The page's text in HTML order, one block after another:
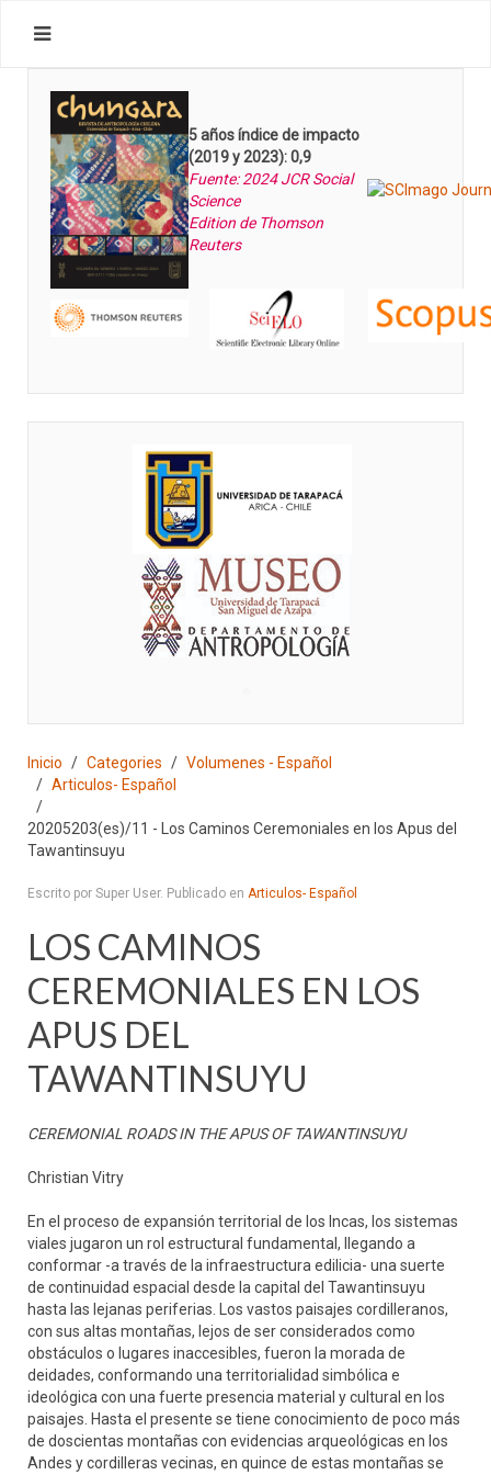
5 años índice de impacto
(2019 y 2023): 0,9
Fuente: 2024 JCR Social
Science
Edition de Thomson
Reuters
Inicio Categories
Volumenes - Español
Articulos- Español
20205203(es)/11 - Los Caminos Ceremoniales en los Apus del
Tawantinsuyu
Escrito por Super User. Publicado en Articulos- Español
LOS CAMINOS
CEREMONIALES EN LOS
APUS DEL
TAWANTINSUYU
CEREMONIAL ROADS IN THE APUS OF TAWANTINSUYU
Christian Vitry
En el proceso de expansión territorial de los Incas, los sistemas
viales jugaron un rol estructural fundamental, llegando a
conformar -a través de la infraestructura edilicia- una suerte
de continuidad espacial desde la capital del Tawantinsuyu
hasta las lejanas periferias. Los vastos paisajes cordilleranos,
con sus altas montañas, lejos de ser considerados como
obstáculos o lugares inaccesibles, fueron la morada de
deidades, conformando una territorialidad simbólica e
ideológica con una fuerte presencia material y cultural en los
paisajes. Hasta el presente se tiene conocimiento de poco más
de doscientas montañas con evidencias arqueológicas en los
Andes y cordilleras vecinas, en quince de estas montañas se